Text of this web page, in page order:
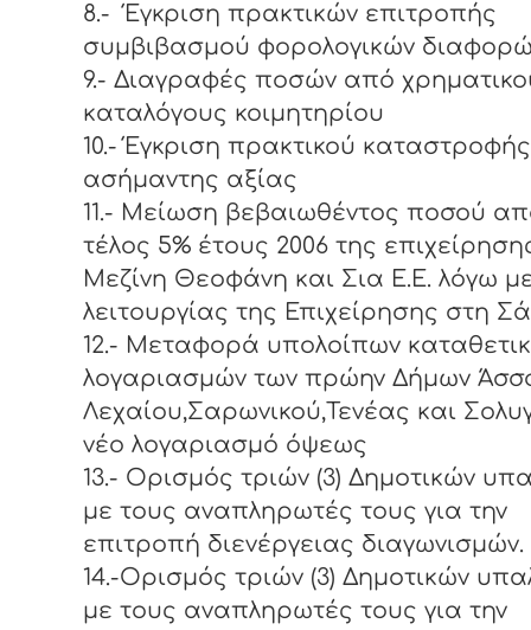
8.- Έγκριση πρακτικών επιτροπής
συμβιβασμού φορολογικών
9.- Διαγραφές ποσών από
καταλόγους κοιμητηρίου
10.- Έγκριση πρακτικού
ασήμαντης αξίας
11.- Μείωση βεβαιωθέντος ποσού
τέλος 5% έτους 2006 της
Μεζίνη Θεοφάνη και Σια Ε.Ε. λόγω
λειτουργίας της Επιχείρησης στη
12.- Μεταφορά υπολοίπων
λογαριασμών των πρώην Δήμων
Λεχαίου,Σαρωνικού,Τενέας και
νέο λογαριασμό όψεως
13.- Ορισμός τριών (3) Δημοτικών
με τους αναπληρωτές τους για την
επιτροπή διενέργειας διαγωνισμών.
14.-Ορισμός τριών (3) Δημοτικών
με τους αναπληρωτές τους για την